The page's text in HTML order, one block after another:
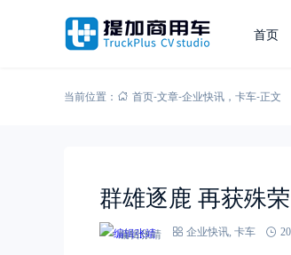
首页
当前位置： 首页-文章-企业快讯 ， 卡车-正文
群雄逐鹿 再获殊
编辑张靖 企业快讯 卡车